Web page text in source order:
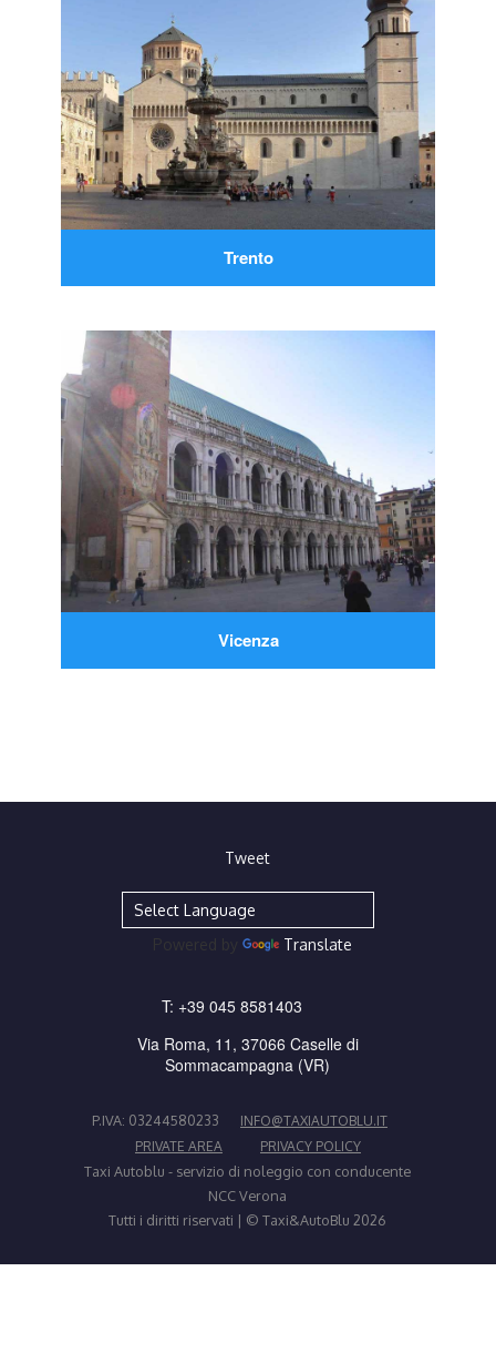
Trento
Vicenza
Tweet
Translate
T: +39 045 8581403
Via Roma, 11, 37066 Caselle di
Sommacampagna (VR)
P.IVA: 03244580233
INFO@TAXIAUTOBLU.IT
PRIVATE AREA
PRIVACY POLICY
Taxi Autoblu - servizio di noleggio con conducente
NCC Verona
Tutti i diritti riservati | © Taxi&AutoBlu 2026